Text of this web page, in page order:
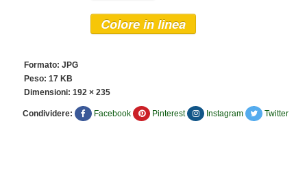
Colore in linea
Formato: JPG
Peso: 17 KB
Dimensioni: 192 × 235
Condividere: Facebook Pinterest Instagram Twitter